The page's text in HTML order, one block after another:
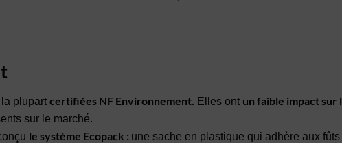
plupart certifiées NF Environnement. Elles ont un faible impact sur
sur le marché.
le système Ecopack : une sache en plastique qui adhère aux